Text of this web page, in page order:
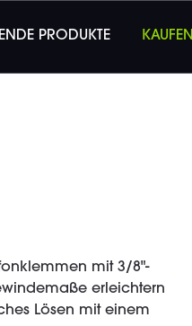
PRODUKTE KAUFEN
mit 3/8"-
erleichtern
Lösen mit einem